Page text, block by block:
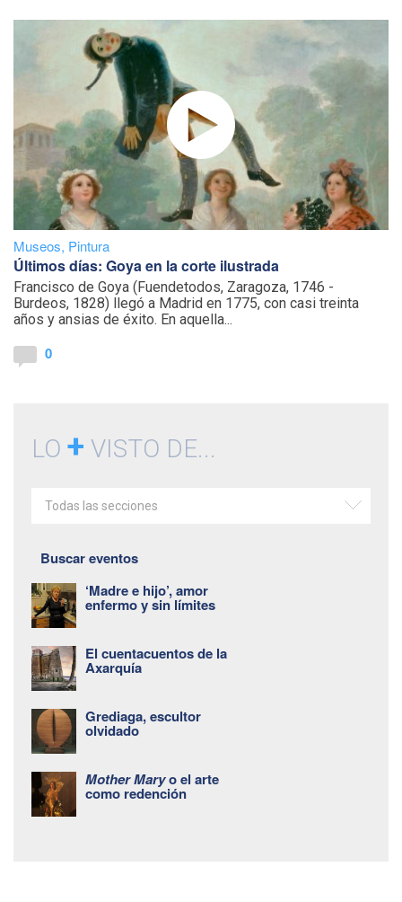
Museos, Pintura
Últimos días: Goya en la corte ilustrada
Francisco de Goya (Fuendetodos, Zaragoza, 1746 -
Burdeos, 1828) llegó a Madrid en 1775, con casi treinta
años y ansias de éxito. En aquella...
0
LO + VISTO DE...
Todas las secciones
Buscar eventos
‘Madre e hijo’, amor
enfermo y sin límites
El cuentacuentos de la
Axarquía
Grediaga, escultor
olvidado
Mother Maryo el arte
como redención